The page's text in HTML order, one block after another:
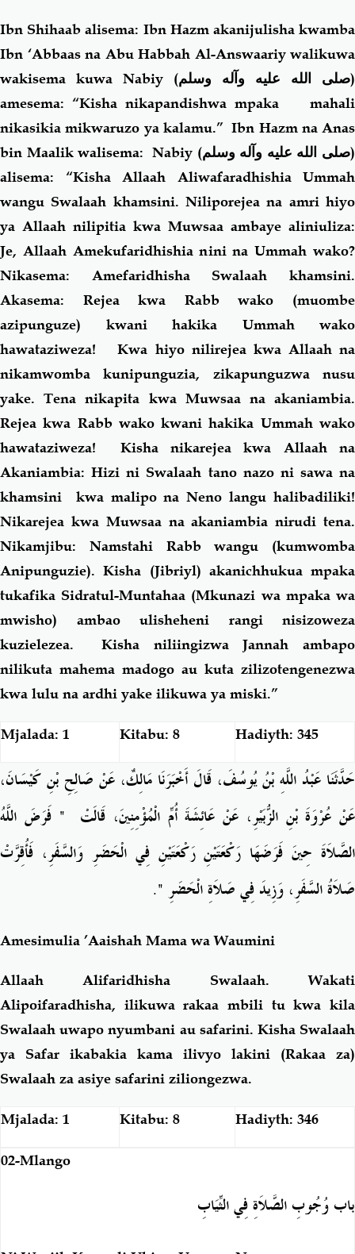
Ibn Shihaab alisema: Ibn Hazm akanijulisha kwamba
Ibn ‘Abbaas na Abu Habbah Al-Answaariy walikuwa
wakisema kuwa Nabiy (صلى الله عليه وآله وسلم)
amesema: “Kisha nikapandishwa mpaka mahali
nikasikia mikwaruzo ya kalamu.” Ibn Hazm na Anas
bin Maalik walisema: Nabiy (صلى الله عليه وآله وسلم)
alisema: “Kisha Allaah Aliwafaradhishia Ummah
wangu Swalaah khamsini. Niliporejea na amri hiyo
ya Allaah nilipitia kwa Muwsaa ambaye aliniuliza:
Je, Allaah Amekufaridhishia nini na Ummah wako?
Nikasema: Amefaridhisha Swalaah khamsini.
Akasema: Rejea kwa Rabb wako (muombe
azipunguze) kwani hakika Ummah wako
hawataziweza! Kwa hiyo nilirejea kwa Allaah na
nikamwomba kunipunguzia, zikapunguzwa nusu
yake. Tena nikapita kwa Muwsaa na akaniambia.
Rejea kwa Rabb wako kwani hakika Ummah wako
hawataziweza! Kisha nikarejea kwa Allaah na
Akaniambia: Hizi ni Swalaah tano nazo ni sawa na
khamsini kwa malipo na Neno langu halibadiliki!
Nikarejea kwa Muwsaa na akaniambia nirudi tena.
Nikamjibu: Namstahi Rabb wangu (kumwomba
Anipunguzie). Kisha (Jibriyl) akanichhukua mpaka
tukafika Sidratul-Muntahaa (Mkunazi wa mpaka wa
mwisho) ambao ulisheheni rangi nisizoweza
kuzielezea. Kisha niliingizwa Jannah ambapo
nilikuta mahema madogo au kuta zilizotengenezwa
kwa lulu na ardhi yake ilikuwa ya miski.”
Mjalada: 1 Kitabu: 8 Hadiyth: 345
حَدَّثَنَا عَبْدُ اللَّهِ بْنُ يُوسُفَ، قَالَ أَخْبَرَنَا مَالِكٌ، عَنْ صَالِحِ بْنِ كَيْسَانَ،
عَنْ عُرْوَةَ بْنِ الزُّبَيْرِ، عَنْ عَائِشَةَ أُمِّ الْمُؤْمِنِينَ، قَالَتْ ‏ " ‏ فَرَضَ اللَّهُ
الصَّلاَةَ حِينَ فَرَضَهَا رَكْعَتَيْنِ رَكْعَتَيْنِ فِي الْحَضَرِ وَالسَّفَرِ، فَأُقِرَّتْ
صَلاَةُ السَّفَرِ، وَزِيدَ فِي صَلاَةِ الْحَضَرِ ‏"
‏‏.‏
Amesimulia ’Aaishah Mama wa Waumini
Allaah Alifaridhisha Swalaah. Wakati
Alipoifaradhisha, ilikuwa rakaa mbili tu kwa kila
Swalaah uwapo nyumbani au safarini. Kisha Swalaah
ya Safar ikabakia kama ilivyo lakini (Rakaa za)
Swalaah za asiye safarini ziliongezwa.
Mjalada: 1 Kitabu: 8 Hadiyth: 346
02-Mlango
باب وُجُوبِ الصَّلاَةِ فِي الثِّيَابِ